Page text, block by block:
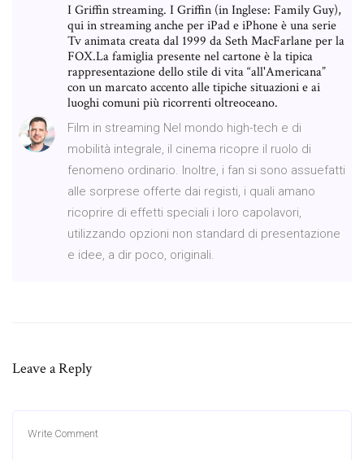
I Griffin streaming. I Griffin (in Inglese: Family Guy),
qui in streaming anche per iPad e iPhone è una serie
Tv animata creata dal 1999 da Seth MacFarlane per la
FOX.La famiglia presente nel cartone è la tipica
rappresentazione dello stile di vita “all'Americana”
con un marcato accento alle tipiche situazioni e ai
luoghi comuni più ricorrenti oltreoceano.
Film in streaming Nel mondo high-tech e di
mobilità integrale, il cinema ricopre il ruolo di
fenomeno ordinario. Inoltre, i fan si sono assuefatti
alle sorprese offerte dai registi, i quali amano
ricoprire di effetti speciali i loro capolavori,
utilizzando opzioni non standard di presentazione
e idee, a dir poco, originali.
Leave a Reply